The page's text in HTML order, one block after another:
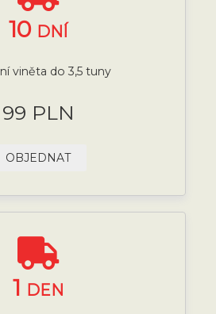
10 DNÍ
viněta do 3,5 tuny
99 PLN
OBJEDNAT
1 DEN